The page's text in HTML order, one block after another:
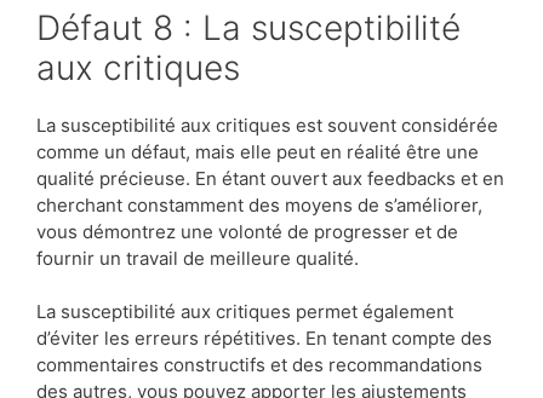
Défaut 8 : La susceptibilité
aux critiques
La susceptibilité aux critiques est souvent considérée
comme un défaut, mais elle peut en réalité être une
qualité précieuse. En étant ouvert aux feedbacks et en
cherchant constamment des moyens de s’améliorer,
vous démontrez une volonté de progresser et de
fournir un travail de meilleure qualité.
La susceptibilité aux critiques permet également
d’éviter les erreurs répétitives. En tenant compte des
commentaires constructifs et des recommandations
des autres, vous pouvez apporter les ajustements